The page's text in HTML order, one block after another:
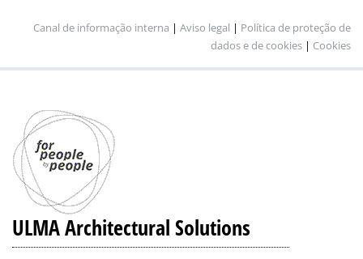
Canal de informação interna | Aviso legal | Política de proteção de
dados e de cookies | Cookies
ULMA Architectural Solutions